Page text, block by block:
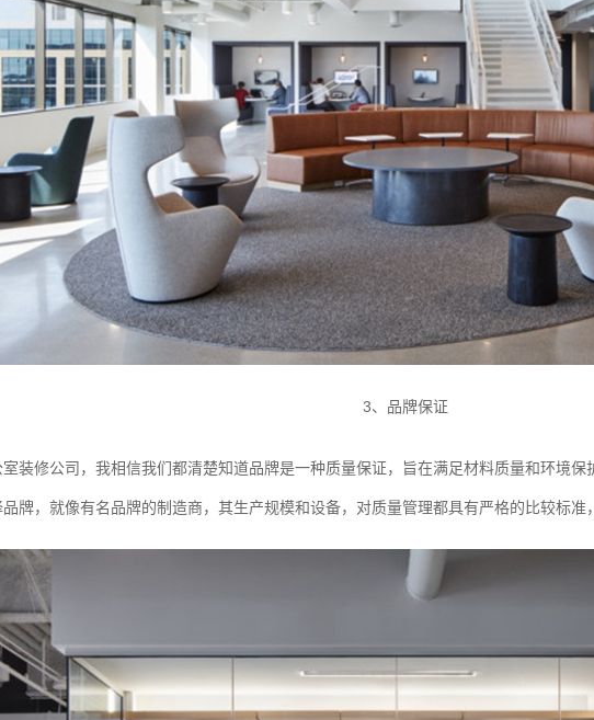
3、品牌保证
装修公司，我相信我们都清楚知道品牌是一种质量保证，旨在满足材料质量和环境
牌，就像有名品牌的制造商，其生产规模和设备，对质量管理都具有严格的比较标准